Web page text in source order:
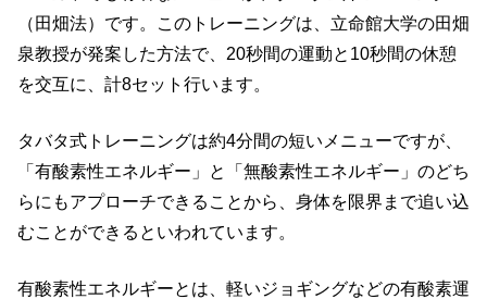
（田畑法）です。このトレーニングは、立命館大学の田畑
泉教授が発案した方法で、 20秒間の運動と 10秒間の休憩
を交互に、計8セット行います。
タバタ式トレーニングは約4分間の短いメニューですが、
「有酸素性エネルギー」と「無酸素性エネルギー」のどち
らにもアプローチできることから、身体を限界まで追い込
むことができるといわれています。
有酸素性エネルギーとは、軽いジョギングなどの有酸素運